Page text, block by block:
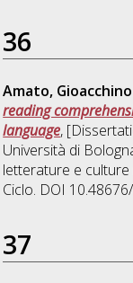
36
Amato, Gioacchino
reading
language,
Università di
letterature e
Ciclo. DOI
37